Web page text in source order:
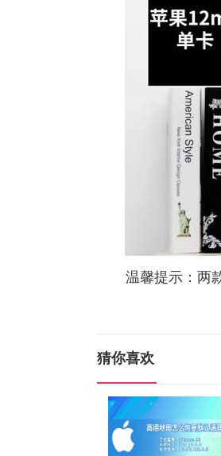
温馨提示：两款
猜你喜欢